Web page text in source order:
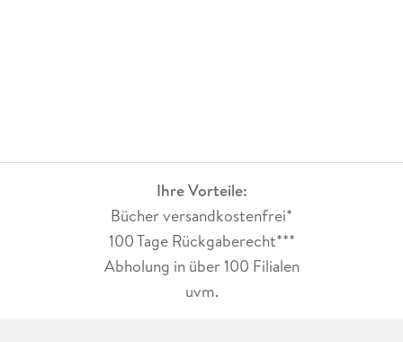
Ihre Vorteile:
Bücher versandkostenfrei*
100 Tage Rückgaberecht***
Abholung in über 100 Filialen
uvm.